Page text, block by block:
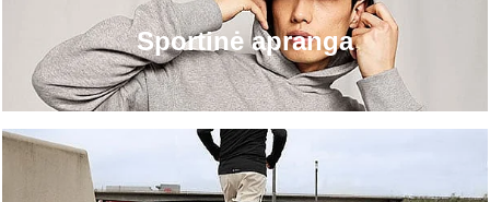
Sportinė apranga